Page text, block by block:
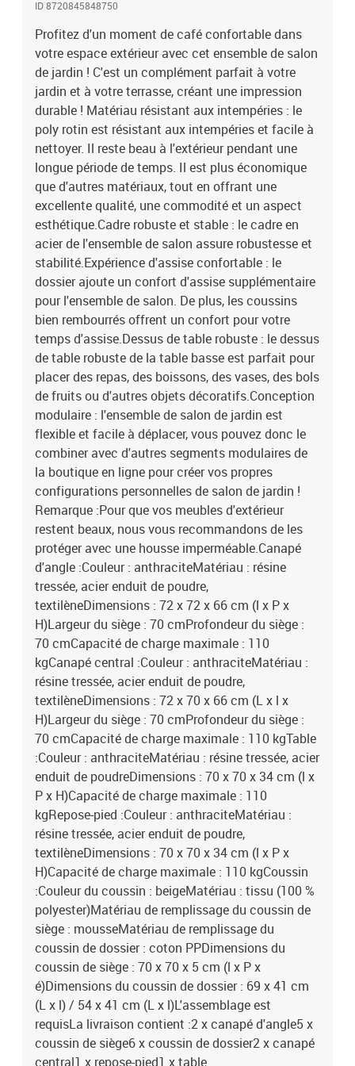
vases, des bols de fruits ou d'autres objets décoratifs.Conception
modulaire : l'ensemble de salon de jardin est flexible et facile à
déplacer, vous pouvez donc le combiner avec d'autres segments
modulaires de la boutique en ligne pour créer vos propres
configurations personnelles de salon de jardin ! Remarque :Pour
que vos meubles d'extérieur restent beaux, nous vous
recommandons de les protéger avec une housse
imperméable.Canapé d'angle :Couleur : anthraciteMatériau :
résine tressée, acier enduit de poudre, textilèneDimensions : 72 x
72 x 66 cm (l x P x H)Largeur du siège : 70 cmProfondeur du siège :
70 cmCapacité de charge maximale : 110 kgCanapé central
:Couleur : anthraciteMatériau : résine tressée, acier enduit de
poudre, textilèneDimensions : 72 x 70 x 66 cm (L x l x H)Largeur du
siège : 70 cmProfondeur du siège : 70 cmCapacité de charge
maximale : 110 kgTable :Couleur : anthraciteMatériau : résine
tressée, acier enduit de poudreDimensions : 70 x 70 x 34 cm (l x P x
H)Capacité de charge maximale : 110 kgRepose-pied :Couleur :
anthraciteMatériau : résine tressée, acier enduit de poudre,
textilèneDimensions : 70 x 70 x 34 cm (l x P x H)Capacité de charge
maximale : 110 kgCoussin :Couleur du coussin : beigeMatériau :
tissu (100 % polyester)Matériau de remplissage du coussin de
siège : mousseMatériau de remplissage du coussin de dossier :
coton PPDimensions du coussin de siège : 70 x 70 x 5 cm (l x P x
é)Dimensions du coussin de dossier : 69 x 41 cm (L x l) / 54 x 41
cm (L x l)L'assemblage est requisLa livraison contient :2 x canapé
d'angle5 x coussin de siège6 x coussin de dossier2 x canapé
central1 x repose-pied1 x table
ID 8720845848750
Profitez d'un moment de café confortable dans
votre espace extérieur avec cet ensemble de salon
de jardin ! C'est un complément parfait à votre
jardin et à votre terrasse, créant une impression
durable ! Matériau résistant aux intempéries : le
poly rotin est résistant aux intempéries et facile à
nettoyer. Il reste beau à l'extérieur pendant une
longue période de temps. Il est plus économique
que d'autres matériaux, tout en offrant une
excellente qualité, une commodité et un aspect
esthétique.Cadre robuste et stable : le cadre en
acier de l'ensemble de salon assure robustesse et
stabilité.Expérience d'assise confortable : le
dossier ajoute un confort d'assise supplémentaire
pour l'ensemble de salon. De plus, les coussins
bien rembourrés offrent un confort pour votre
temps d'assise.Dessus de table robuste : le dessus
de table robuste de la table basse est parfait pour
placer des repas, des boissons, des vases, des bols
de fruits ou d'autres objets décoratifs.Conception
modulaire : l'ensemble de salon de jardin est
flexible et facile à déplacer, vous pouvez donc le
combiner avec d'autres segments modulaires de
la boutique en ligne pour créer vos propres
configurations personnelles de salon de jardin !
Remarque :Pour que vos meubles d'extérieur
restent beaux, nous vous recommandons de les
protéger avec une housse imperméable.Canapé
d'angle :Couleur : anthraciteMatériau : résine
tressée, acier enduit de poudre,
textilèneDimensions : 72 x 72 x 66 cm (l x P x
H)Largeur du siège : 70 cmProfondeur du siège :
70 cmCapacité de charge maximale : 110
kgCanapé central :Couleur : anthraciteMatériau :
résine tressée, acier enduit de poudre,
textilèneDimensions : 72 x 70 x 66 cm (L x l x
H)Largeur du siège : 70 cmProfondeur du siège :
70 cmCapacité de charge maximale : 110 kgTable
:Couleur : anthraciteMatériau : résine tressée, acier
enduit de poudreDimensions : 70 x 70 x 34 cm (l x
P x H)Capacité de charge maximale : 110
kgRepose-pied :Couleur : anthraciteMatériau :
résine tressée, acier enduit de poudre,
textilèneDimensions : 70 x 70 x 34 cm (l x P x
H)Capacité de charge maximale : 110 kgCoussin
:Couleur du coussin : beigeMatériau : tissu (100 %
polyester)Matériau de remplissage du coussin de
siège : mousseMatériau de remplissage du
coussin de dossier : coton PPDimensions du
coussin de siège : 70 x 70 x 5 cm (l x P x
é)Dimensions du coussin de dossier : 69 x 41 cm
(L x l) / 54 x 41 cm (L x l)L'assemblage est
requisLa livraison contient :2 x canapé d'angle5 x
coussin de siège6 x coussin de dossier2 x canapé
central1 x repose-pied1 x table